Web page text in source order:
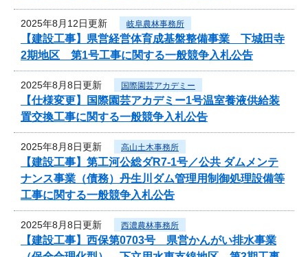
2025年8月12日更新 岐阜農林事務所
【建設工事】県営経営体育成基盤整備事業 下城田寺
2期地区 第1号工事に関する一般競争入札公告
2025年8月8日更新 国際園芸アカデミー
【仕様変更】国際園芸アカデミー1号温室養液供給装
置交換工事に関する一般競争入札公告
2025年8月8日更新 高山土木事務所
【建設工事】第工河公総ダR7-1号／公共 ダムメンテ
ナンス事業（債務）丹生川ダム管理用制御処理設備等
工事に関する一般競争入札公告
2025年8月8日更新 西濃農林事務所
【建設工事】西保第0703号 県営かんがい排水事業